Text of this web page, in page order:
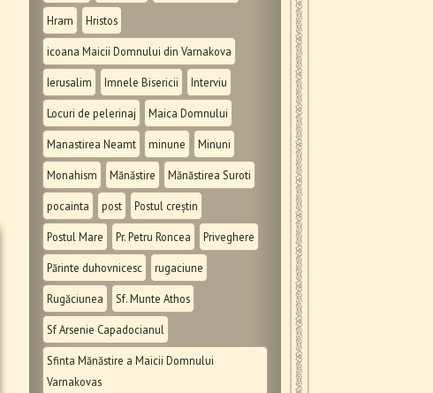
Hram Hristos
icoana Maicii Domnului din Varnakova
Ierusalim Imnele Bisericii Interviu
Locuri de pelerinaj Maica Domnului
Manastirea Neamt minune Minuni
Monahism Mănăstire Mănăstirea Suroti
pocainta post Postul creștin
Postul Mare Pr. Petru Roncea Priveghere
Părinte duhovnicesc rugaciune
Rugăciunea Sf. Munte Athos
Sf Arsenie Capadocianul
Sfinta Mănăstire a Maicii Domnului
Varnakovas